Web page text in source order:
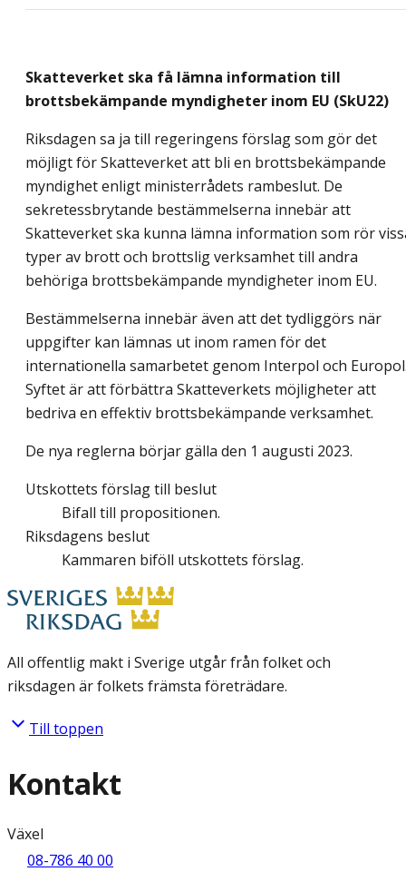
Skatteverket ska få lämna information till
brottsbekämpande myndigheter inom EU (SkU22)
Riksdagen sa ja till regeringens förslag som gör det
möjligt för Skatteverket att bli en brottsbekämpande
myndighet enligt ministerrådets rambeslut. De
sekretessbrytande bestämmelserna innebär att
Skatteverket ska kunna lämna information som rör
typer av brott och brottslig verksamhet till andra
behöriga brottsbekämpande myndigheter inom EU.
Bestämmelserna innebär även att det tydliggörs när
uppgifter kan lämnas ut inom ramen för det
internationella samarbetet genom Interpol och
Syftet är att förbättra Skatteverkets möjligheter att
bedriva en effektiv brottsbekämpande verksamhet.
De nya reglerna börjar gälla den 1 augusti 2023.
Utskottets förslag till beslut
Bifall till propositionen.
Riksdagens beslut
Kammaren biföll utskottets förslag.
All offentlig makt i Sverige utgår från folket och
riksdagen är folkets främsta företrädare.
Till toppen
Kontakt
Växel
08-786 40 00